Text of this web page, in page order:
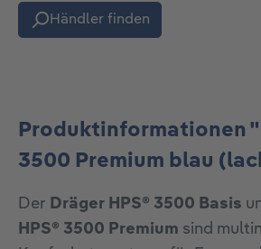
Händler finden
Produktinformationen
3500 Premium blau
Der Dräger HPS® 3500 Basis
HPS® 3500 Premium sind